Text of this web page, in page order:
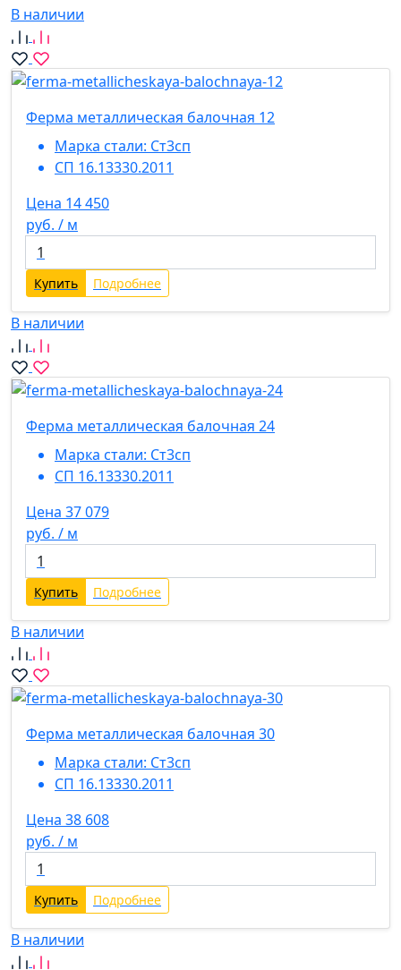
В наличии
Ферма металлическая балочная 12
Марка стали: Ст3сп
СП 16.13330.2011
Цена 14 450
руб. / м
Купить Подробнее
В наличии
Ферма металлическая балочная 24
Марка стали: Ст3сп
СП 16.13330.2011
Цена 37 079
руб. / м
Купить Подробнее
В наличии
Ферма металлическая балочная 30
Марка стали: Ст3сп
СП 16.13330.2011
Цена 38 608
руб. / м
Купить Подробнее
В наличии